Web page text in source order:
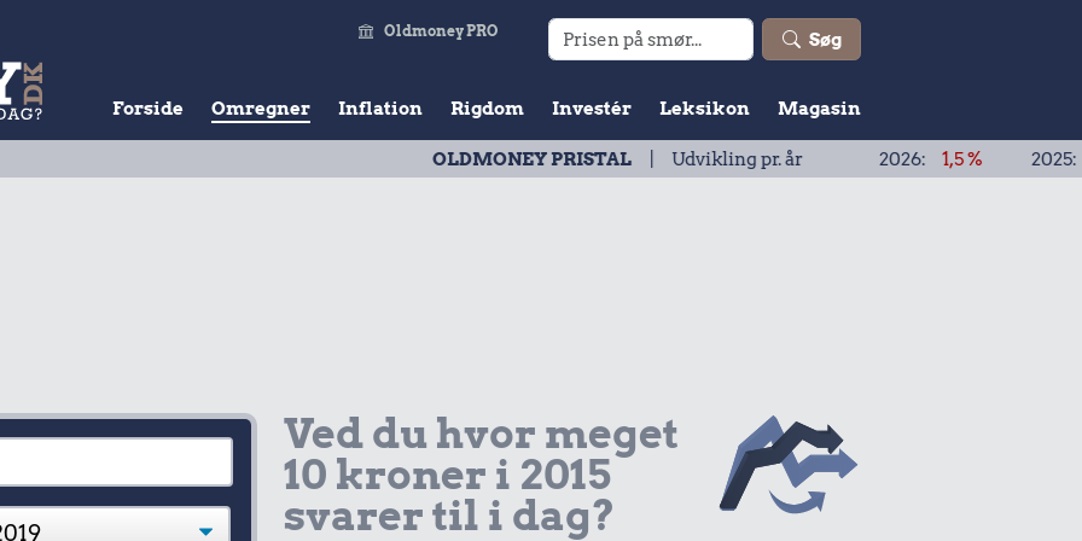
Søg
Oldmoney PRO
Forside Omregner Inflation Rigdom Investér Leksikon Magasin
OLDMONEY PRISTAL| Udvikling pr. år2026: 1,5 % 2025: 1,9 %
Ved du hvor meget
10 kroner i 2015
svarer til i dag?